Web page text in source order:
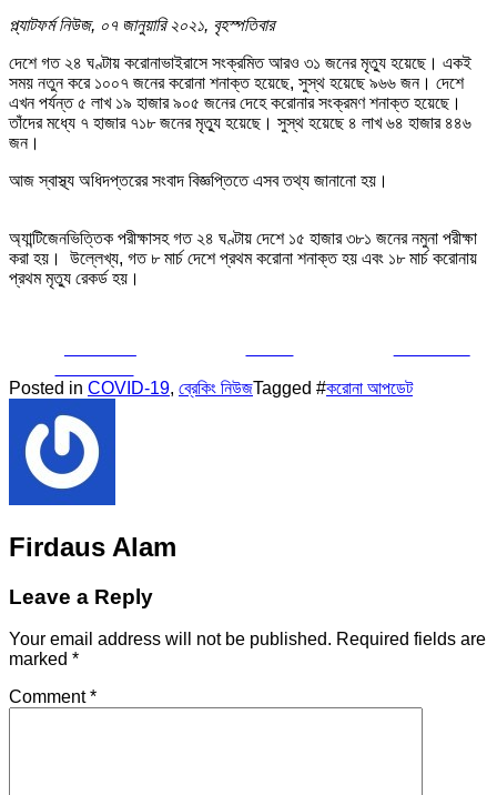
প্ল্যাটফর্ম নিউজ, ০৭ জানুয়ারি ২০২১, বৃহস্পতিবার
দেশে গত ২৪ ঘণ্টায় করোনাভাইরাসে সংক্রমিত আরও ৩১ জনের মৃত্যু হয়েছে। একই
সময় নতুন করে ১০০৭ জনের করোনা শনাক্ত হয়েছে, সুস্থ হয়েছে ৯৬৬ জন। দেশে
এখন পর্যন্ত ৫ লাখ ১৯ হাজার ৯০৫ জনের দেহে করোনার সংক্রমণ শনাক্ত হয়েছে।
তাঁদের মধ্যে ৭ হাজার ৭১৮ জনের মৃত্যু হয়েছে। সুস্থ হয়েছে ৪ লাখ ৬৪ হাজার ৪৪৬
জন।
আজ স্বাস্থ্য অধিদপ্তরের সংবাদ বিজ্ঞপ্তিতে এসব তথ্য জানানো হয়।
অ্যান্টিজেনভিত্তিক পরীক্ষাসহ গত ২৪ ঘণ্টায় দেশে ১৫ হাজার ৩৮১ জনের নমুনা পরীক্ষা
করা হয়। উল্লেখ্য, গত ৮ মার্চ দেশে প্রথম করোনা শনাক্ত হয় এবং ১৮ মার্চ করোনায়
প্রথম মৃত্যু রেকর্ড হয়।
Posted in COVID-19, ব্রেকিং নিউজTagged #করোনা আপডেট
Firdaus Alam
Leave a Reply
Your email address will not be published. Required fields are
marked *
Comment*